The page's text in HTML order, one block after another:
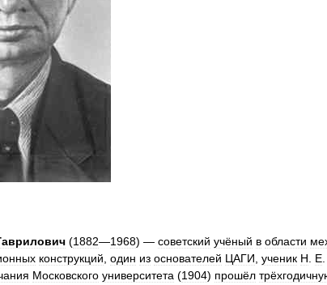
(1882—1968) — советский учёный в области
конструкций один из основателей ЦАГИ ученик Н Е
Московского университета (1904) прошёл